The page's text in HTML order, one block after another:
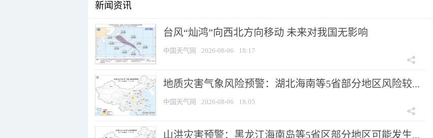
新闻资讯
台风“灿鸿”向西北方向移动 未来对我国无影响
中国天气网 2026-08-06 18:17
地质灾害气象风险预警：湖北海南等5省部分地区风险较...
中国天气网 2026-08-06 18:05
山洪灾害预警：黑龙江海南岛等5省区部分地区可能发生...